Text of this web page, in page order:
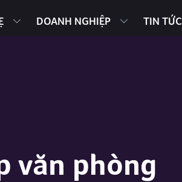
DOANH NGHIỆP TIN TỨC
văn phòng